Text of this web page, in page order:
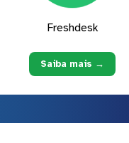
Freshdesk
Saiba mais →